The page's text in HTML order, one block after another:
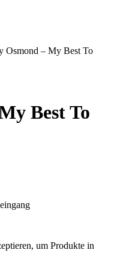
Osmond – My Best To
Best To
um Produkte in